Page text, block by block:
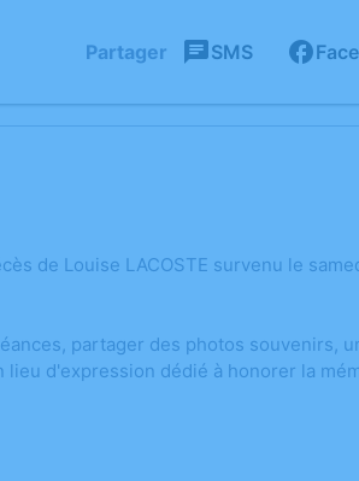
Partager SMS
de Louise LACOSTE survenu le
partager des photos souvenirs,
d'expression dédié à honorer la